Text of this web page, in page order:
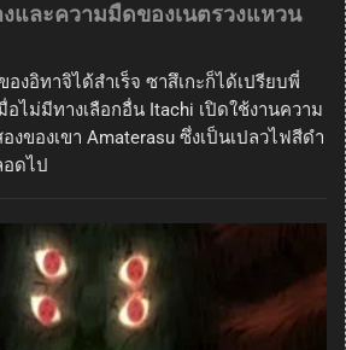
และความมืดของเนตรวงแหวน
งอิทาจิได้สำเร็จ ซาสึเกะก็ได้เปรียบพี่
อไม่มีทางเลือกอื่น Itachi เปิดใช้งานความ
งของเขา Amaterasu ซึ่งเป็นเปลวไฟสีดำ
ดไป